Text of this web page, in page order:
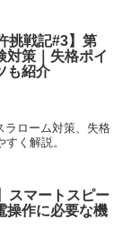
挑戦記#3】第
対策｜失格ポイ
も紹介
ラローム対策、失格
く解説。
スマートスピー
操作に必要な機